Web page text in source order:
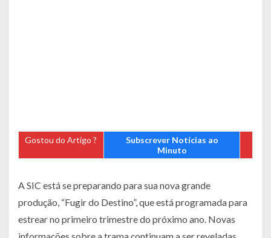
Gostou do Artigo ?
Subscrever Notícias ao
Minuto
A SIC está se preparando para sua nova grande
produção, “Fugir do Destino”, que está programada para
estrear no primeiro trimestre do próximo ano. Novas